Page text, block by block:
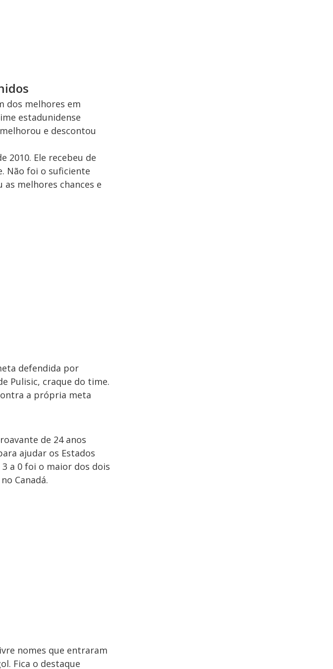
dos melhores em
estadunidense
e descontou
2010. Ele recebeu de
Não foi o suficiente
melhores chances e
defendida por
Pulisic, craque do time.
a própria meta
de 24 anos
ajudar os Estados
a 0 foi o maior dos dois
Canadá.
nomes que entraram
Fica o destaque